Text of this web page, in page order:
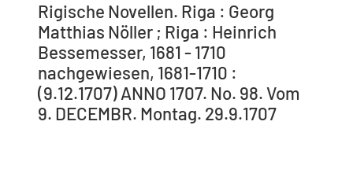
Rigische Novellen. Riga : Georg
Matthias Nöller ; Riga : Heinrich
Bessemesser, 1681 - 1710
nachgewiesen, 1681-1710 :
(9.12.1707) ANNO 1707. No. 98. Vom
9. DECEMBR. Montag. 29.9.1707